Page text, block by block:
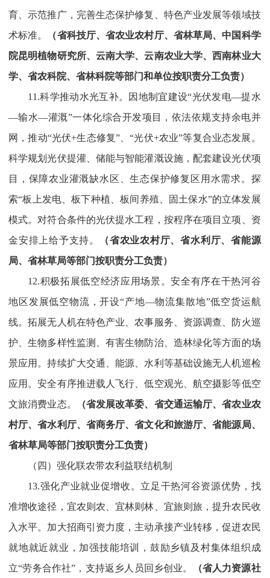
育、示范推广，完善生态保护修复、特色产业发展等领域技
术标准。
（省科技厅、省农业农村厅、省林草局、中国科学
院昆明植物研究所、云南大学、云南农业大学、西南林业大
学、省农科院、省林科院等部门和单位按职责分工负责）
11.科学推动水光互补。因地制宜建设“光伏发电—提水
—输水—灌溉”一体化综合开发项目，依法依规支持余电并
网，推动“光伏+生态修复”、“光伏+农业”等复合业态发展。
科学规划光伏提灌、储能与智能灌溉设施，配套建设光伏项
目，保障农业灌溉缺水区、生态保护修复区用水需求。探
索“板上发电、板下种植、板间养殖、固土保水”的立体发展
模式。对符合条件的光伏提水工程，按程序在项目立项、资
金安排上给予支持。
（省农业农村厅、省水利厅、省能源
局、省林草局等部门按职责分工负责）
12.积极拓展低空经济应用场景。安全有序在干热河谷
地区发展低空物流，开设“产地—物流集散地”低空货运航
线。拓展无人机在特色产业、农事服务、资源调查、防火巡
护、生物多样性监测、有害生物防治、造林绿化等方面的场
景应用。持续扩大交通、能源、水利等基础设施无人机巡检
应用。安全有序推进载人飞行、低空观光、航空摄影等低空
文旅消费业态。
（省发展改革委、省交通运输厅、省农业农
村厅、省水利厅、省商务厅、省文化和旅游厅、省能源局、
省林草局等部门按职责分工负责）
（四）强化联农带农利益联结机制
13.强化产业就业促增收。立足干热河谷资源优势，找
准增收途径，宜农则农、宜林则林、宜旅则旅，提升农民收
入水平。加大招商引资力度，主动承接产业转移，促进农民
就地就近就业，加强技能培训，鼓励乡镇及村集体组织成
立“劳务合作社”，支持返乡人员回乡创业。
（省人力资源社